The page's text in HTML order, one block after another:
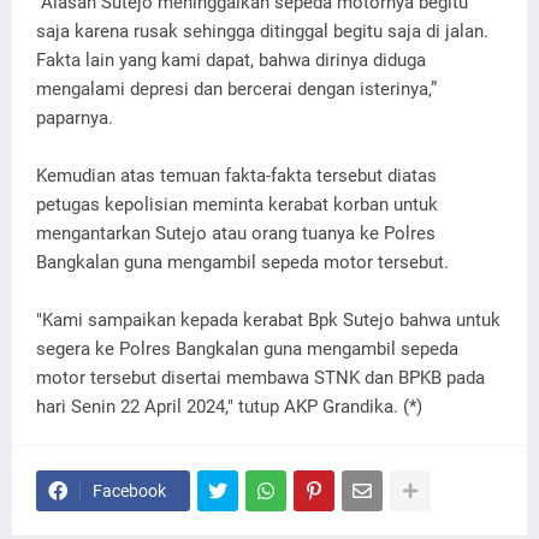
saja karena rusak sehingga ditinggal begitu saja di jalan.
Fakta lain yang kami dapat, bahwa dirinya diduga
mengalami depresi dan bercerai dengan isterinya,”
paparnya.
Kemudian atas temuan fakta-fakta tersebut diatas
petugas kepolisian meminta kerabat korban untuk
mengantarkan Sutejo atau orang tuanya ke Polres
Bangkalan guna mengambil sepeda motor tersebut.
"Kami sampaikan kepada kerabat Bpk Sutejo bahwa untuk
segera ke Polres Bangkalan guna mengambil sepeda
motor tersebut disertai membawa STNK dan BPKB pada
hari Senin 22 April 2024," tutup AKP Grandika. (*)
Facebook